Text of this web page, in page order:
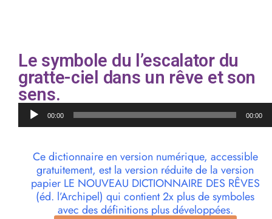
Le symbole du l’escalator du
gratte-ciel dans un rêve et son
sens.
Lecteur
audio00:00 00:00
Ce dictionnaire en version numérique, accessible
gratuitement, est la version réduite de la version
papier LE NOUVEAU DICTIONNAIRE DES RÊVES
(éd. l’Archipel) qui contient 2x plus de symboles
avec des définitions plus développées.